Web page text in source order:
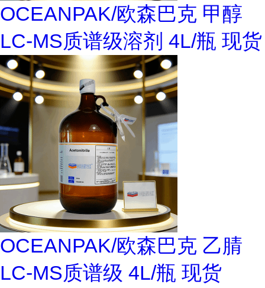
OCEANPAK/欧森巴克 甲醇
LC-MS质谱级溶剂 4L/瓶 现货
OCEANPAK/欧森巴克 乙腈
LC-MS质谱级 4L/瓶 现货